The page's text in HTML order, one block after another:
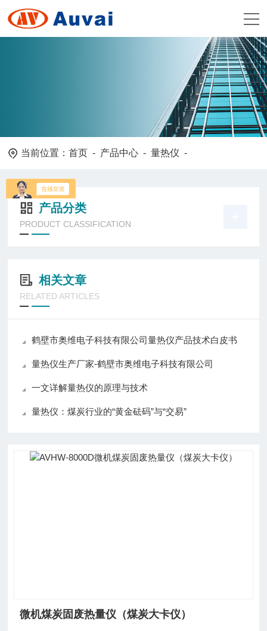
当前位置：首页 - 产品中心 -量热仪 -
产品分类
PRODUCT CLASSIFICATION
相关文章
RELATED ARTICLES
鹤壁市奥维电子科技有限公司量热仪产品技术白皮书
量热仪生产厂家-鹤壁市奥维电子科技有限公司
一文详解量热仪的原理与技术
量热仪：煤炭行业的“黄金砝码”与“交易”
微机煤炭固废热量仪（煤炭大卡仪）